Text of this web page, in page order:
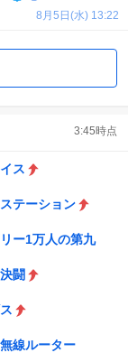
8月5日(水) 13:22
3:45時点
ス
テーション
ー1万人の第九
闘
線ルーター